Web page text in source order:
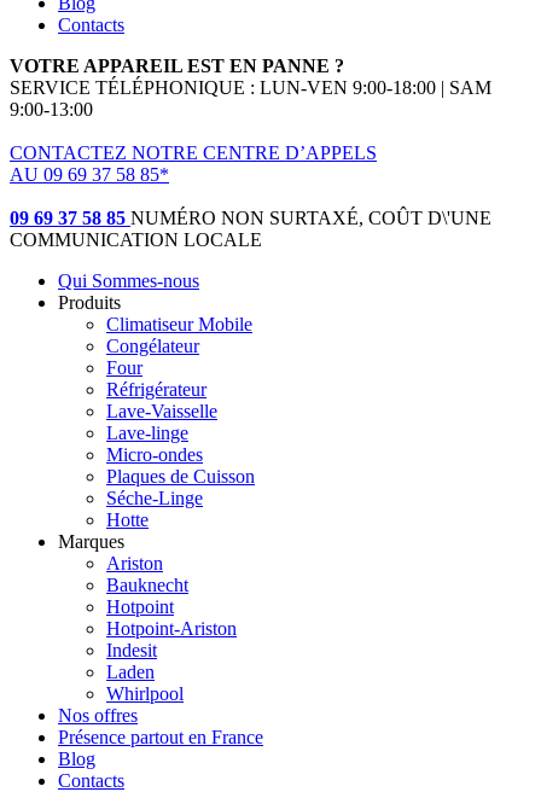
Contacts
VOTRE APPAREIL EST EN PANNE ?
SERVICE TÉLÉPHONIQUE : LUN-VEN 9:00-18:00 | SAM
9:00-13:00
CONTACTEZ NOTRE CENTRE D’APPELS
AU 09 69 37 58 85*
09 69 37 58 85 NUMÉRO NON SURTAXÉ, COÛT D\'UNE
COMMUNICATION LOCALE
Qui Sommes-nous
Produits
Climatiseur Mobile
Congélateur
Four
Réfrigérateur
Lave-Vaisselle
Lave-linge
Micro-ondes
Plaques de Cuisson
Séche-Linge
Hotte
Marques
Ariston
Bauknecht
Hotpoint
Hotpoint-Ariston
Indesit
Laden
Whirlpool
Nos offres
Présence partout en France
Blog
Contacts